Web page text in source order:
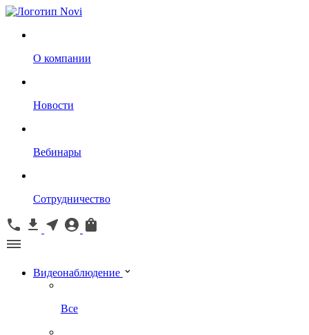
О компании
Новости
Вебинары
Сотрудничество
Видеонаблюдение
Все